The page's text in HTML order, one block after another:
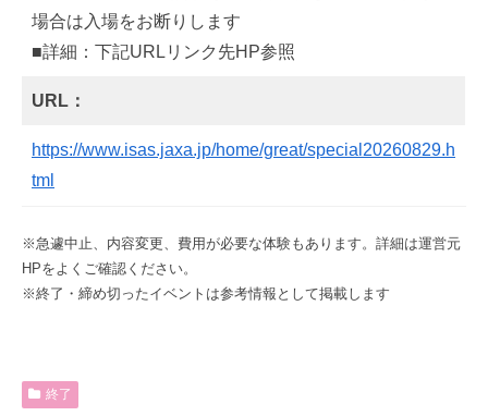
場合は入場をお断りします
■詳細：下記URLリンク先HP参照
URL：
https://www.isas.jaxa.jp/home/great/special20260829.h
tml
※急遽中止、内容変更、費用が必要な体験もあります。詳細は運営元
HPをよくご確認ください。
※終了・締め切ったイベントは参考情報として掲載します
終了